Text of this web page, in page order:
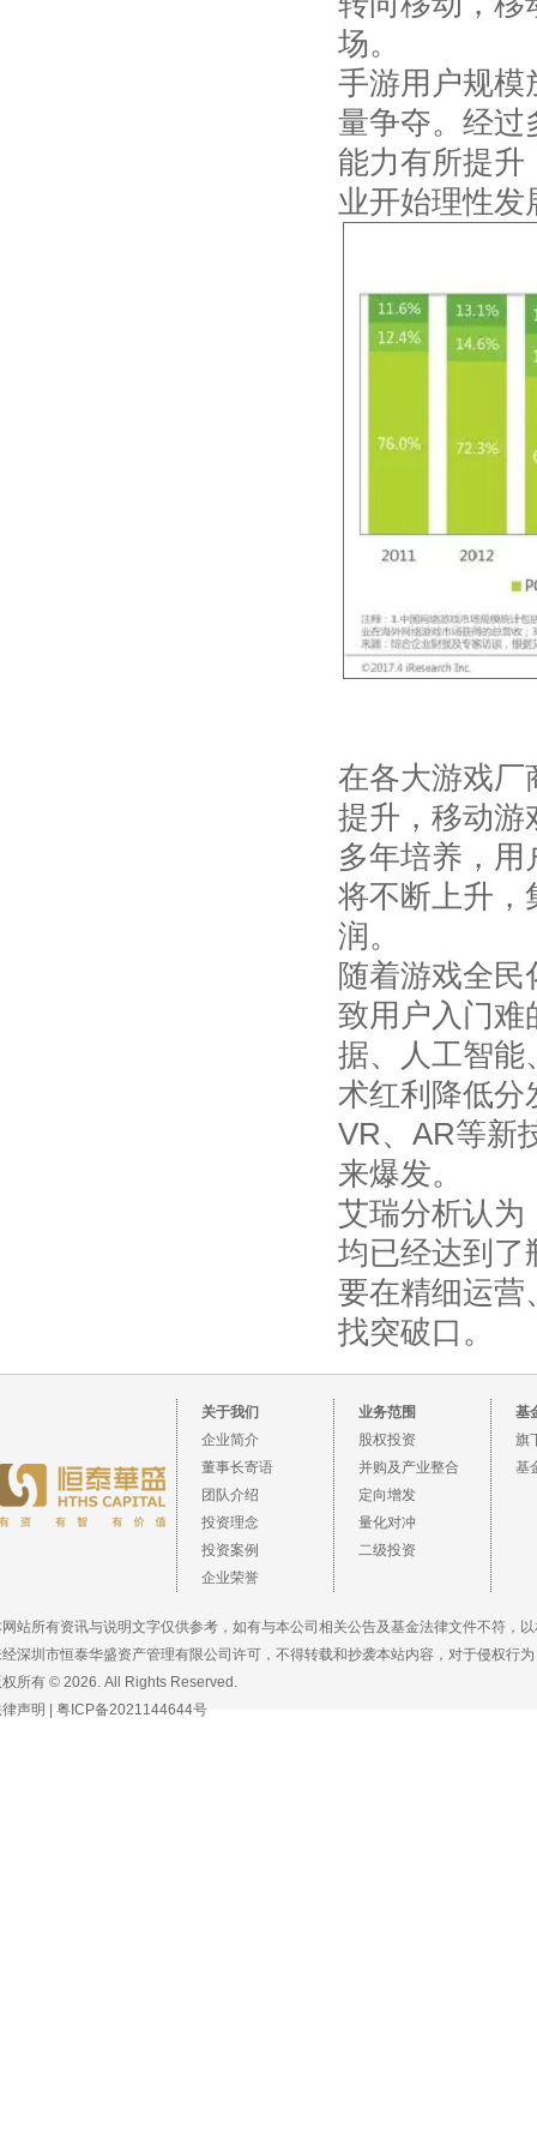
场。
手游用户规模
量争夺。经过
能力有所提升
业开始理性发
在各大游戏厂
提升，移动游
多年培养，
将不断上升，
润。
随着游戏全
致用户入门难
据、人工智能
术红利降低分
VR、AR等新
来爆发。
艾瑞分析认为
均已经达到了
要在精细运营
找突破口。
关于我们
企业简介
董事长寄语
团队介绍
投资理念
投资案例
企业荣誉
业务范围
股权投资
并购及产业整合
定向增发
量化对冲
二级投资
基
旗
基
站所有资讯与说明文字仅供参考，如有与本公司相关公告及基金法律文件不符，
深圳市恒泰华盛资产管理有限公司许可，不得转载和抄袭本站内容，对于侵权行
权所有 © 2026. All Rights Reserved.
声明
粤ICP备2021144644号